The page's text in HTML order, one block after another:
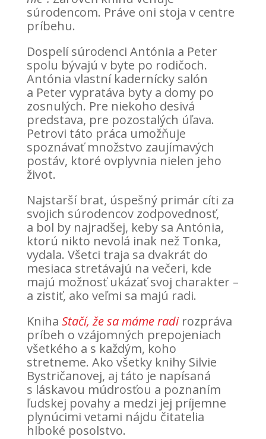
súrodencom. Práve oni stoja v centre
príbehu.
Dospelí súrodenci Antónia a Peter
spolu bývajú v byte po rodičoch.
Antónia vlastní kadernícky salón
a Peter vypratáva byty a domy po
zosnulých. Pre niekoho desivá
predstava, pre pozostalých úľava.
Petrovi táto práca umožňuje
spoznávať množstvo zaujímavých
postáv, ktoré ovplyvnia nielen jeho
život.
Najstarší brat, úspešný primár cíti za
svojich súrodencov zodpovednosť,
a bol by najradšej, keby sa Antónia,
ktorú nikto nevolá inak než Tonka,
vydala. Všetci traja sa dvakrát do
mesiaca stretávajú na večeri, kde
majú možnosť ukázať svoj charakter –
a zistiť, ako veľmi sa majú radi.
Kniha Stačí, že sa máme radirozpráva
príbeh o vzájomných prepojeniach
všetkého a s každým, koho
stretneme. Ako všetky knihy Silvie
Bystričanovej, aj táto je napísaná
s láskavou múdrosťou a poznaním
ľudskej povahy a medzi jej príjemne
plynúcimi vetami nájdu čitatelia
hlboké posolstvo.